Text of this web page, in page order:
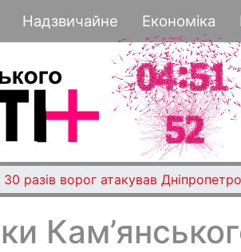
Надзвичайне Економіка
разів ворог атакував